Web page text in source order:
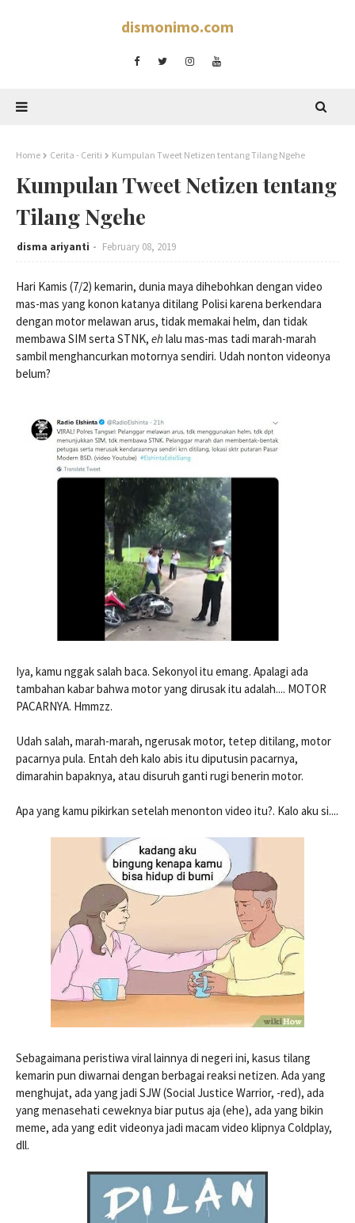
dismonimo.com
Home Cerita - Ceriti Kumpulan Tweet Netizen tentang Tilang Ngehe
Kumpulan Tweet Netizen tentang
Tilang Ngehe
disma ariyanti February 08, 2019
Hari Kamis (7/2) kemarin, dunia maya dihebohkan dengan video
mas-mas yang konon katanya ditilang Polisi karena berkendara
dengan motor melawan arus, tidak memakai helm, dan tidak
membawa SIM serta STNK, eh lalu mas-mas tadi marah-marah
sambil menghancurkan motornya sendiri. Udah nonton videonya
belum?
Iya, kamu nggak salah baca. Sekonyol itu emang. Apalagi ada
tambahan kabar bahwa motor yang dirusak itu adalah.... MOTOR
PACARNYA. Hmmzz.
Udah salah, marah-marah, ngerusak motor, tetep ditilang, motor
pacarnya pula. Entah deh kalo abis itu diputusin pacarnya,
dimarahin bapaknya, atau disuruh ganti rugi benerin motor.
Apa yang kamu pikirkan setelah menonton video itu?. Kalo aku si....
Sebagaimana peristiwa viral lainnya di negeri ini, kasus tilang
kemarin pun diwarnai dengan berbagai reaksi netizen. Ada yang
menghujat, ada yang jadi SJW (Social Justice Warrior, -red), ada
yang menasehati ceweknya biar putus aja (ehe), ada yang bikin
meme, ada yang edit videonya jadi macam video klipnya Coldplay,
dll.